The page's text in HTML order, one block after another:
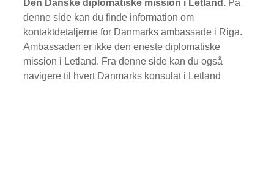
Den Danske diplomatiske mission i Letland. På
denne side kan du finde information om
kontaktdetaljerne for Danmarks ambassade i Riga.
Ambassaden er ikke den eneste diplomatiske
mission i Letland. Fra denne side kan du også
navigere til hvert Danmarks konsulat i Letland